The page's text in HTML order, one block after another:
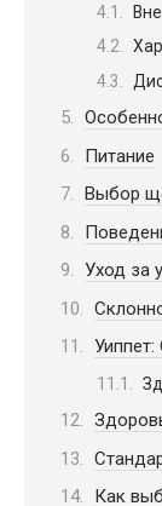
Питание
Выбор
Уход за
Уиппет:
Как